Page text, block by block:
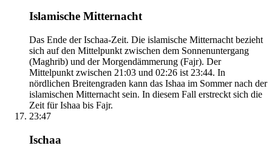
Islamische Mitternacht
Das Ende der Ischaa-Zeit. Die islamische Mitternacht bezieht
sich auf den Mittelpunkt zwischen dem Sonnenuntergang
(Maghrib) und der Morgendämmerung (Fajr). Der
Mittelpunkt zwischen 21:03 und 02:26 ist 23:44. In
nördlichen Breitengraden kann das Ishaa im Sommer nach der
islamischen Mitternacht sein. In diesem Fall erstreckt sich die
Zeit für Ishaa bis Fajr.
23:47
Ischaa